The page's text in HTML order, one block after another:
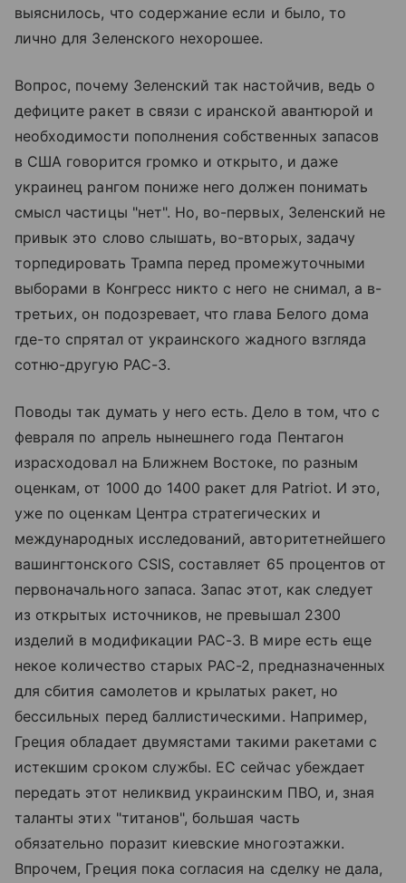
выяснилось, что содержание если и было, то
лично для Зеленского нехорошее.
Вопрос, почему Зеленский так настойчив, ведь о
дефиците ракет в связи с иранской авантюрой и
необходимости пополнения собственных запасов
в США говорится громко и открыто, и даже
украинец рангом пониже него должен понимать
смысл частицы "нет". Но, во-первых, Зеленский не
привык это слово слышать, во-вторых, задачу
торпедировать Трампа перед промежуточными
выборами в Конгресс никто с него не снимал, а в-
третьих, он подозревает, что глава Белого дома
где-то спрятал от украинского жадного взгляда
сотню-другую PAC-3.
Поводы так думать у него есть. Дело в том, что с
февраля по апрель нынешнего года Пентагон
израсходовал на Ближнем Востоке, по разным
оценкам, от 1000 до 1400 ракет для Patriot. И это,
уже по оценкам Центра стратегических и
международных исследований, авторитетнейшего
вашингтонского CSIS, составляет 65 процентов от
первоначального запаса. Запас этот, как следует
из открытых источников, не превышал 2300
изделий в модификации PAC-3. В мире есть еще
некое количество старых PAC-2, предназначенных
для сбития самолетов и крылатых ракет, но
бессильных перед баллистическими. Например,
Греция обладает двумястами такими ракетами с
истекшим сроком службы. ЕС сейчас убеждает
передать этот неликвид украинским ПВО, и, зная
таланты этих "титанов", большая часть
обязательно поразит киевские многоэтажки.
Впрочем, Греция пока согласия на сделку не дала,